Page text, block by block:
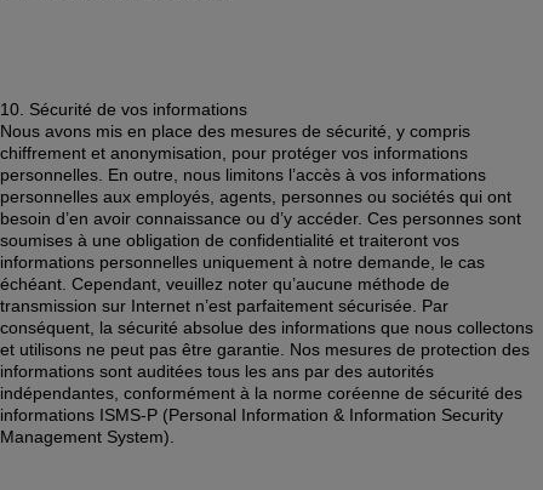
10. Sécurité de vos informations
Nous avons mis en place des mesures de sécurité, y compris
chiffrement et anonymisation, pour protéger vos informations
personnelles. En outre, nous limitons l’accès à vos informations
personnelles aux employés, agents, personnes ou sociétés qui ont
besoin d’en avoir connaissance ou d’y accéder. Ces personnes sont
soumises à une obligation de confidentialité et traiteront vos
informations personnelles uniquement à notre demande, le cas
échéant. Cependant, veuillez noter qu’aucune méthode de
transmission sur Internet n’est parfaitement sécurisée. Par
conséquent, la sécurité absolue des informations que nous collectons
et utilisons ne peut pas être garantie. Nos mesures de protection des
informations sont auditées tous les ans par des autorités
indépendantes, conformément à la norme coréenne de sécurité des
informations ISMS-P (Personal Information & Information Security
Management System).